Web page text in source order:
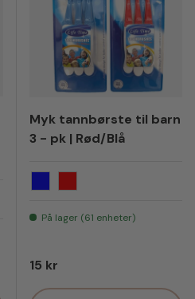
Myk tannbørste til barn
3 - pk | Rød/Blå
På lager (61 enheter)
Vanlig pris
15 kr